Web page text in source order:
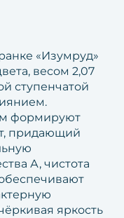
«Изумруд»
весом 2,07
ступенчатой
формируют
придающий
А, чистота
яркость